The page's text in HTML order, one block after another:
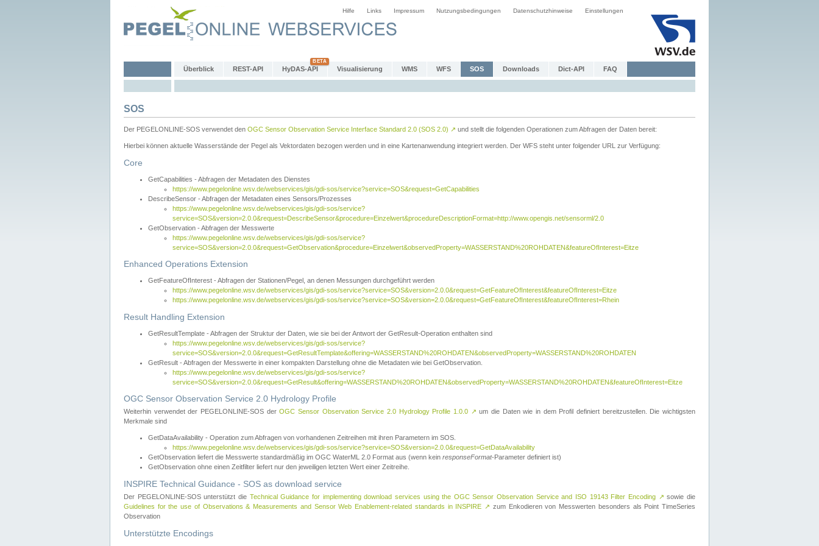
Hilfe Links Impressum Nutzungsbedingungen Datenschutzhinweise Einstellungen
Überblick REST-API HyDAS-API Visualisierung WMS WFS SOS Downloads Dict-API FAQ
SOS
Der PEGELONLINE-SOS verwendet den OGC Sensor Observation Service Interface Standard 2.0 (SOS 2.0) ↗ und stellt die folgenden Operationen zum Abfragen der Daten bereit:
Hierbei können aktuelle Wasserstände der Pegel als Vektordaten bezogen werden und in eine Kartenanwendung integriert werden. Der WFS steht unter folgender URL zur Verfügung:
Core
GetCapabilities - Abfragen der Metadaten des Dienstes
https://www.pegelonline.wsv.de/webservices/gis/gdi-sos/service?service=SOS&request=GetCapabilities
DescribeSensor - Abfragen der Metadaten eines Sensors/Prozesses
https://www.pegelonline.wsv.de/webservices/gis/gdi-sos/service?
service=SOS&version=2.0.0&request=DescribeSensor&procedure=Einzelwert&procedureDescriptionFormat=http://www.opengis.net/sensorml/2.0
GetObservation - Abfragen der Messwerte
https://www.pegelonline.wsv.de/webservices/gis/gdi-sos/service?
service=SOS&version=2.0.0&request=GetObservation&procedure=Einzelwert&observedProperty=WASSERSTAND%20ROHDATEN&featureOfInterest=Eitze
Enhanced Operations Extension
GetFeatureOfInterest - Abfragen der Stationen/Pegel, an denen Messungen durchgeführt werden
https://www.pegelonline.wsv.de/webservices/gis/gdi-sos/service?service=SOS&version=2.0.0&request=GetFeatureOfInterest&featureOfInterest=Eitze
https://www.pegelonline.wsv.de/webservices/gis/gdi-sos/service?service=SOS&version=2.0.0&request=GetFeatureOfInterest&featureOfInterest=Rhein
Result Handling Extension
GetResultTemplate - Abfragen der Struktur der Daten, wie sie bei der Antwort der GetResult-Operation enthalten sind
https://www.pegelonline.wsv.de/webservices/gis/gdi-sos/service?
service=SOS&version=2.0.0&request=GetResultTemplate&offering=WASSERSTAND%20ROHDATEN&observedProperty=WASSERSTAND%20ROHDATEN
GetResult - Abfragen der Messwerte in einer kompakten Darstellung ohne die Metadaten wie bei GetObservation.
https://www.pegelonline.wsv.de/webservices/gis/gdi-sos/service?
service=SOS&version=2.0.0&request=GetResult&offering=WASSERSTAND%20ROHDATEN&observedProperty=WASSERSTAND%20ROHDATEN&featureOfInterest=Eitze
OGC Sensor Observation Service 2.0 Hydrology Profile
Weiterhin verwendet der PEGELONLINE-SOS derOGC Sensor Observation Service 2.0 Hydrology Profile 1.0.0 ↗ um die Daten wie in dem Profil definiert bereitzustellen. Die wichtigsten
Merkmale sind
GetDataAvailability - Operation zum Abfragen von vorhandenen Zeitreihen mit ihren Parametern im SOS.
https://www.pegelonline.wsv.de/webservices/gis/gdi-sos/service?service=SOS&version=2.0.0&request=GetDataAvailability
GetObservation liefert die Messwerte standardmäßig im OGC WaterML 2.0 Format aus (wenn kein responseFormat-Parameter definiert ist)
GetObservation ohne einen Zeitfilter liefert nur den jeweiligen letzten Wert einer Zeitreihe.
INSPIRE Technical Guidance - SOS as download service
Der PEGELONLINE-SOS unterstützt die Technical Guidance for implementing download services using the OGC Sensor Observation Service and ISO 19143 Filter Encoding ↗ sowie die
Guidelines for the use of Observations & Measurements and Sensor Web Enablement-related standards in INSPIRE ↗ zum Enkodieren von Messwerten besonders als Point TimeSeries
Observation
Unterstützte Encodings